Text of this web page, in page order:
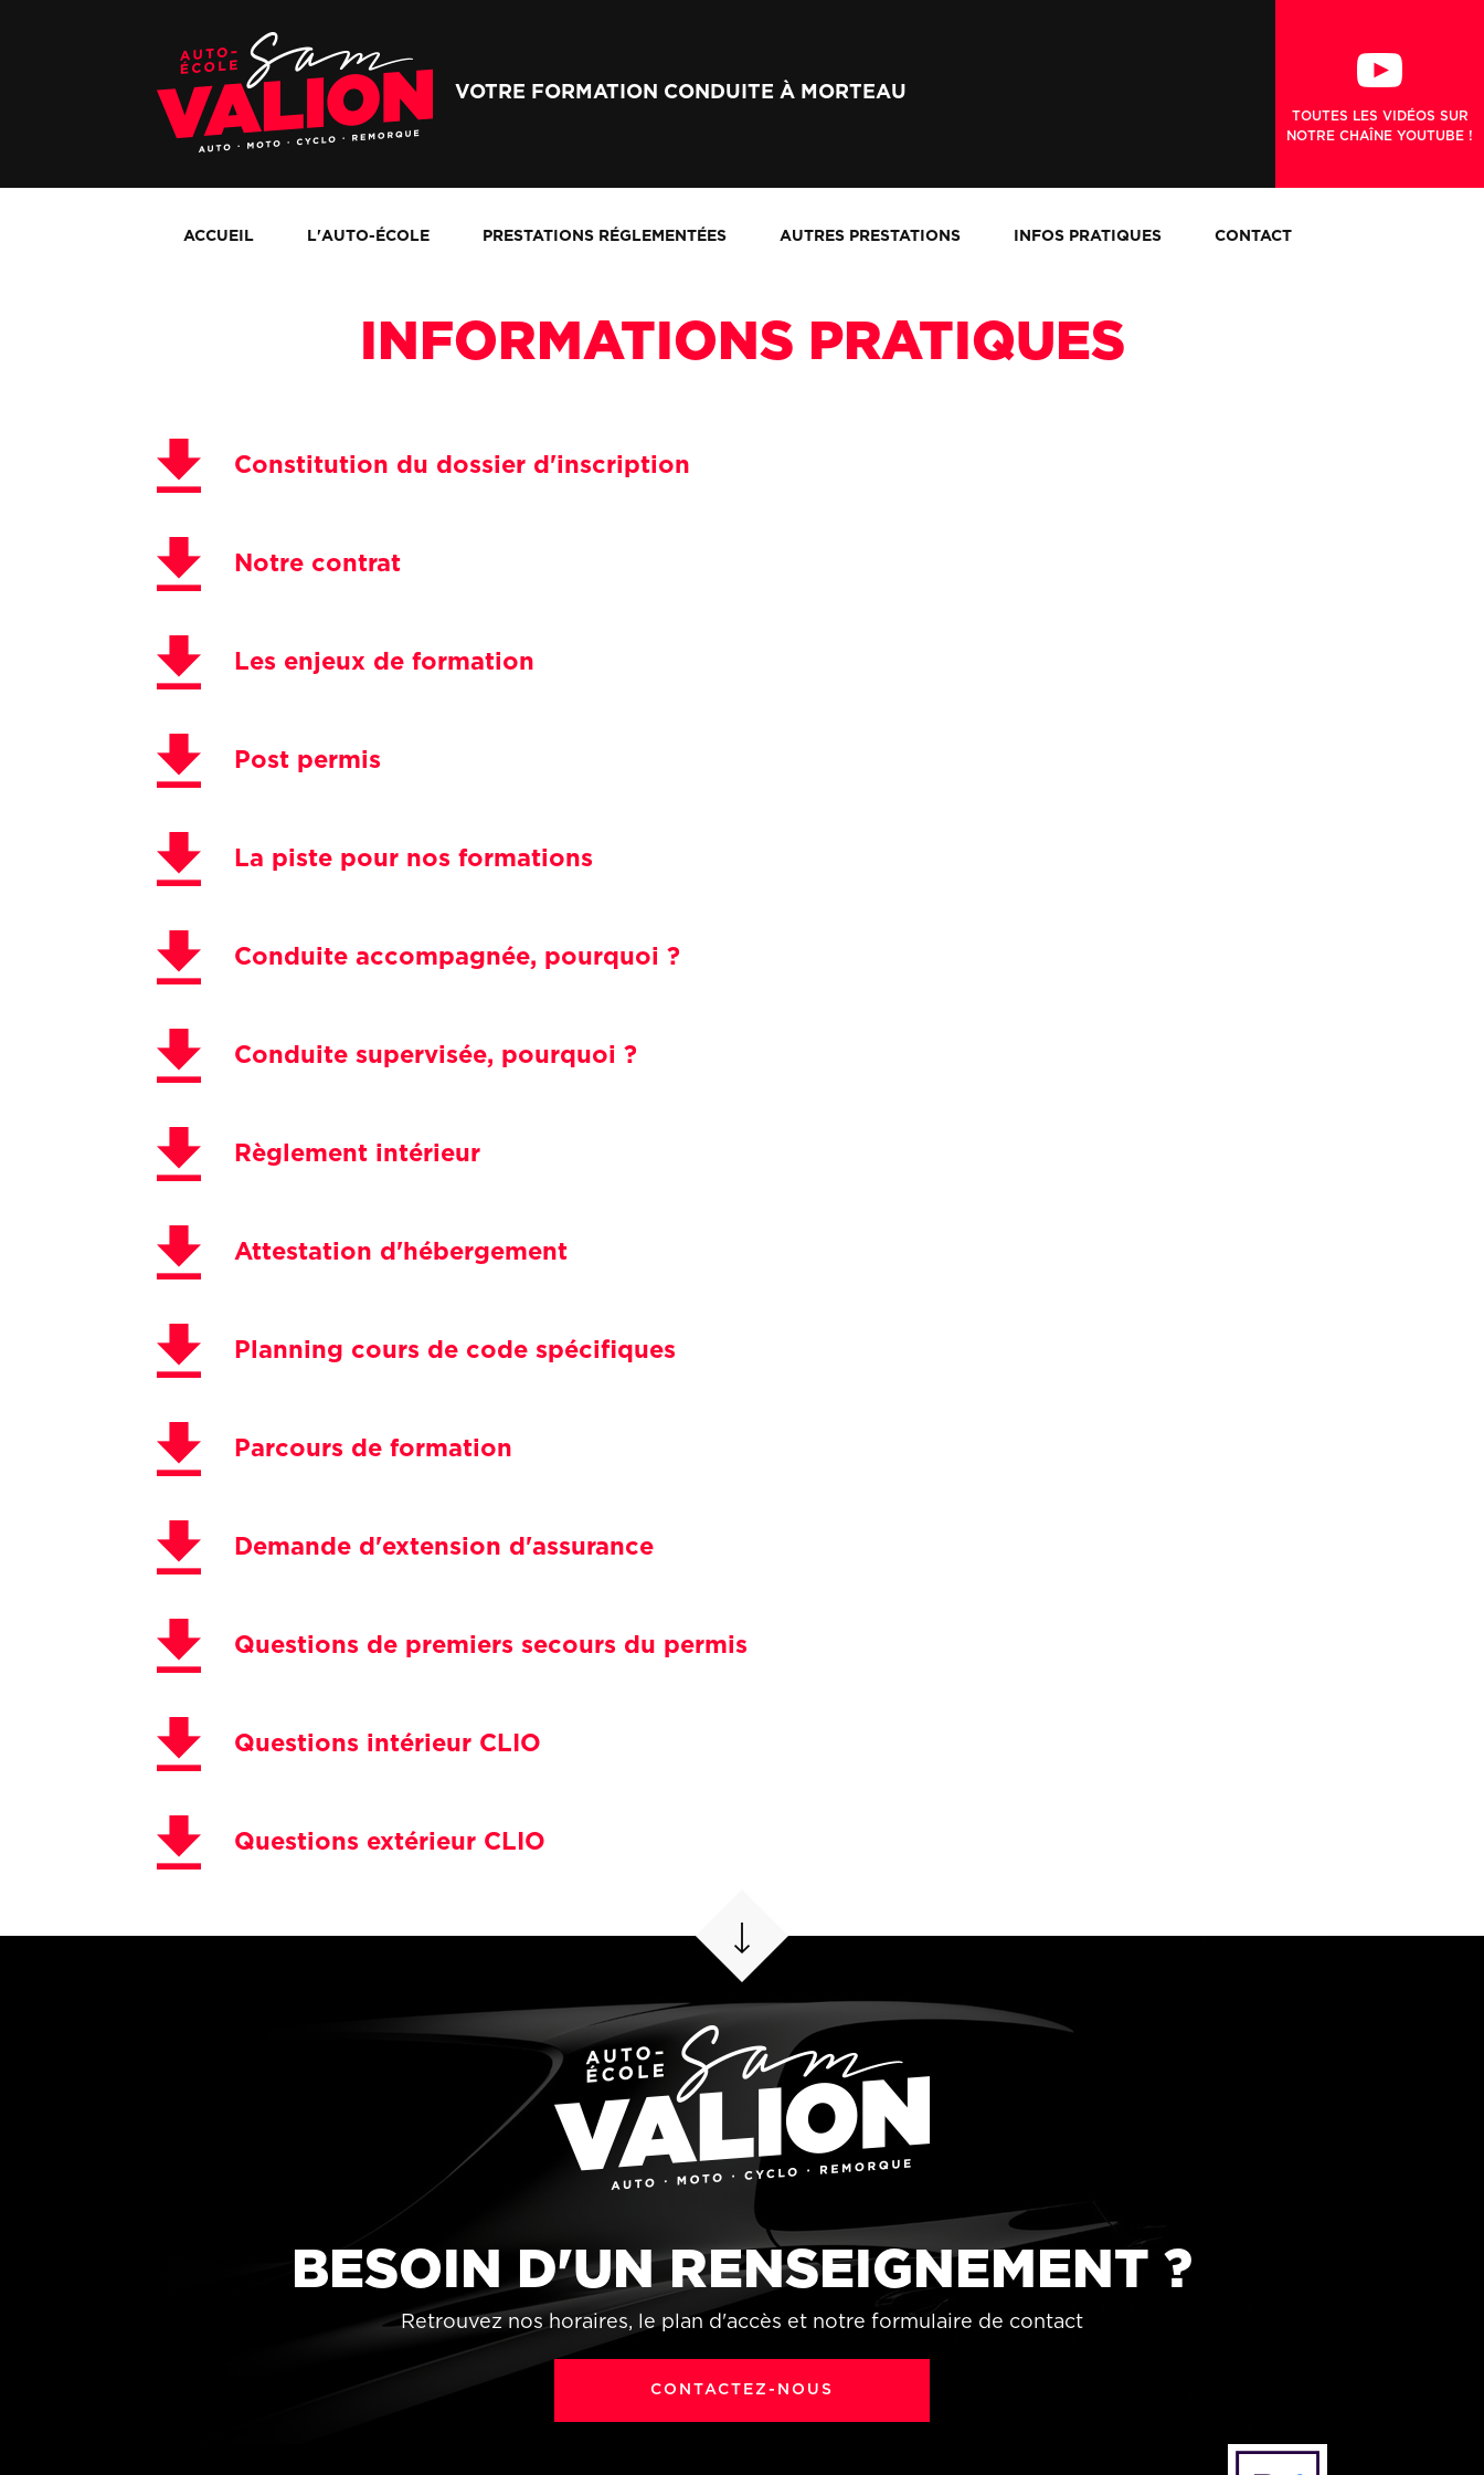
VOTRE FORMATION CONDUITE À MORTEAU
TOUTES LES VIDÉOS SUR
NOTRE CHAÎNE YOUTUBE !
ACCUEIL L'AUTO-ÉCOLE PRESTATIONS RÉGLEMENTÉES AUTRES PRESTATIONS INFOS PRATIQUES CONTACT
INFORMATIONS PRATIQUES
Constitution du dossier d'inscription
Notre contrat
Les enjeux de formation
Post permis
La piste pour nos formations
Conduite accompagnée, pourquoi ?
Conduite supervisée, pourquoi ?
Règlement intérieur
Attestation d'hébergement
Planning cours de code spécifiques
Parcours de formation
Demande d'extension d'assurance
Questions de premiers secours du permis
Questions intérieur CLIO
Questions extérieur CLIO
BESOIN D'UN RENSEIGNEMENT ?
Retrouvez nos horaires, le plan d'accès et notre formulaire de contact
CONTACTEZ-NOUS